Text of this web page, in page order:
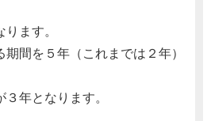
ます。
期間を５年（これまでは２年）
年となります。